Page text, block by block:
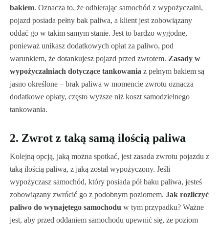
bakiem. Oznacza to, że odbierając samochód z wypożyczalni,
pojazd posiada pełny bak paliwa, a klient jest zobowiązany
oddać go w takim samym stanie. Jest to bardzo wygodne,
ponieważ unikasz dodatkowych opłat za paliwo, pod
warunkiem, że dotankujesz pojazd przed zwrotem. Zasady w
wypożyczalniach dotyczące tankowania z pełnym bakiem są
jasno określone – brak paliwa w momencie zwrotu oznacza
dodatkowe opłaty, często wyższe niż koszt samodzielnego
tankowania.
2. Zwrot z taką samą ilością paliwa
Kolejną opcją, jaką można spotkać, jest zasada zwrotu pojazdu z
taką ilością paliwa, z jaką został wypożyczony. Jeśli
wypożyczasz samochód, który posiada pół baku paliwa, jesteś
zobowiązany zwrócić go z podobnym poziomem. Jak rozliczyć
paliwo do wynajętego samochodu w tym przypadku? Ważne
jest, aby przed oddaniem samochodu upewnić się, że poziom